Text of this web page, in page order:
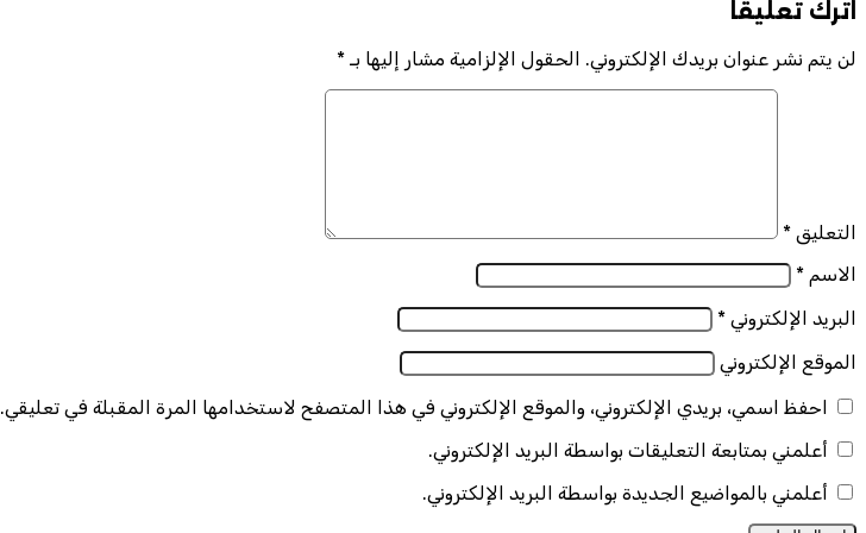
اترك تعليقاً
لن يتم نشر عنوان بريدك الإلكتروني. الحقول الإلزامية مشار إليها بـ *
التعليق *
الاسم *
البريد الإلكتروني *
الموقع الإلكتروني
احفظ اسمي، بريدي الإلكتروني، والموقع الإلكتروني في هذا المتصفح لاستخدامها المرة المقبلة في تعليقي.
أعلمني بمتابعة التعليقات بواسطة البريد الإلكتروني.
أعلمني بالمواضيع الجديدة بواسطة البريد الإلكتروني.